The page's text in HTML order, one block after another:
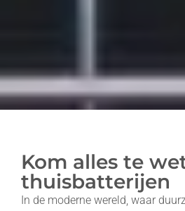
Kom alles te
thuisbatterijen
In de moderne wereld, waar